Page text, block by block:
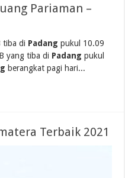
Pariaman –
tiba di Padang pukul 10.09
yang tiba di Padang pukul
berangkat pagi hari...
Terbaik 2021